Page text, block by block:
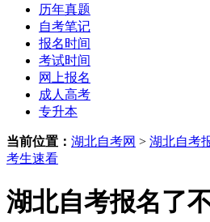
历年真题
自考笔记
报名时间
考试时间
网上报名
成人高考
专升本
当前位置： 湖北自考网 > 湖北自考
考生速看
湖北自考报名了